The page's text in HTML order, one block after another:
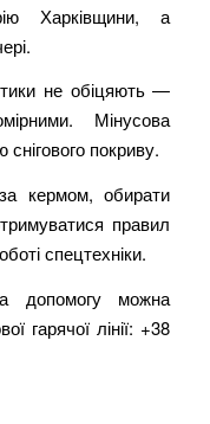
Харківщини, а
не обіцяють —
Мінусова
покриву.
кермом, обирати
правил
спецтехніки.
допомогу можна
гарячої лінії: +38